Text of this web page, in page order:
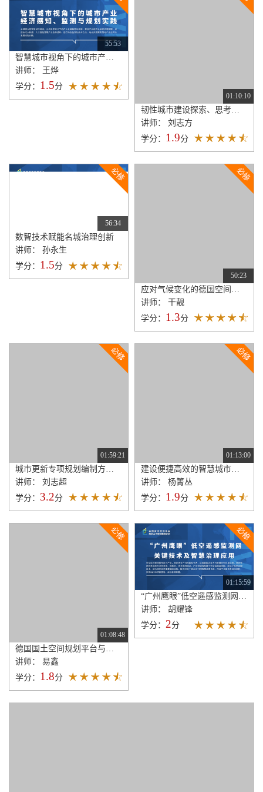
55:53
智慧城市视角下的城市产业经济感知、监测与规划实践
讲师： 王烨
学分： 1.5分
01:10:10
讲师： 刘志方
学分： 1.9分
56:34
数智技术赋能名城治理创新
讲师： 孙永生
学分： 1.5分
50:23
讲师： 干靓
学分： 1.3分
01:59:21
讲师： 刘志超
学分： 3.2分
01:13:00
讲师： 杨箐丛
学分： 1.9分
01:08:48
讲师： 易鑫
学分： 1.8分
01:15:59
“广州鹰眼”低空遥感监测网关键技术及智慧治理应用
讲师： 胡耀锋
学分：2分